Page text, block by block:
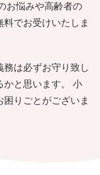
情報
お悩みや高齢者の
でお受けいたしま
務は必ずお守り致し
かと思います。 小
りごとがございま